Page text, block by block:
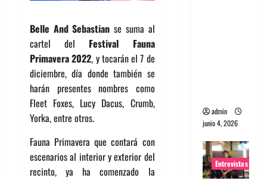
Belle And Sebastian se suma al
cartel del Festival Fauna
Primavera 2022, y tocarán el 7 de
diciembre, día donde también se
harán presentes nombres como
Fleet Foxes, Lucy Dacus, Crumb,
Yorka, entre otros.
Fauna Primavera que contará con
escenarios al interior y exterior del
recinto, ya ha comenzado la
admin
junio 4, 2026
Entrevistas